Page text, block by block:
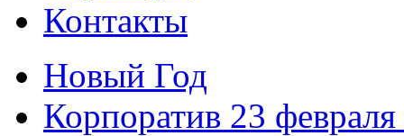
Контакты
Новый Год
Корпоратив 23